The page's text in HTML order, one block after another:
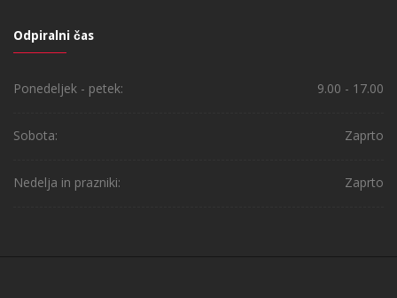
Odpiralni čas
Ponedeljek - petek: 9.00 - 17.00
Sobota: Zaprto
Nedelja in prazniki: Zaprto